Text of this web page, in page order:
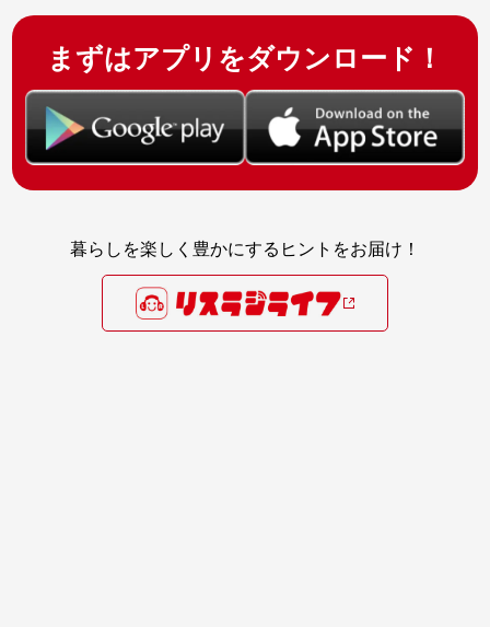
まずはアプリをダウンロード！
暮らしを楽しく豊かにするヒントをお届け！